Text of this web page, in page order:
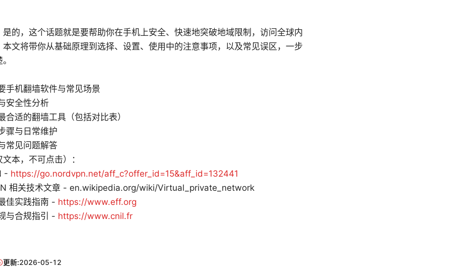
的，这个话题就是要帮助你在手机上安全、快速地突破地域限制，访问全球内
本文将带你从基础原理到选择、设置、使用中的注意事项，以及常见误区，一步
手机翻墙软件与常见场景
安全性分析
合适的翻墙工具（包括对比表）
骤与日常维护
常见问题解答
本，不可点击）：
- https://go.nordvpn.net/aff_c?offer_id=15&aff_id=132441
相关技术文章 - en.wikipedia.org/wiki/Virtual_private_network
佳实践指南 - https://www.eff.org
与合规指引 - https://www.cnil.fr
更新:2026-05-12